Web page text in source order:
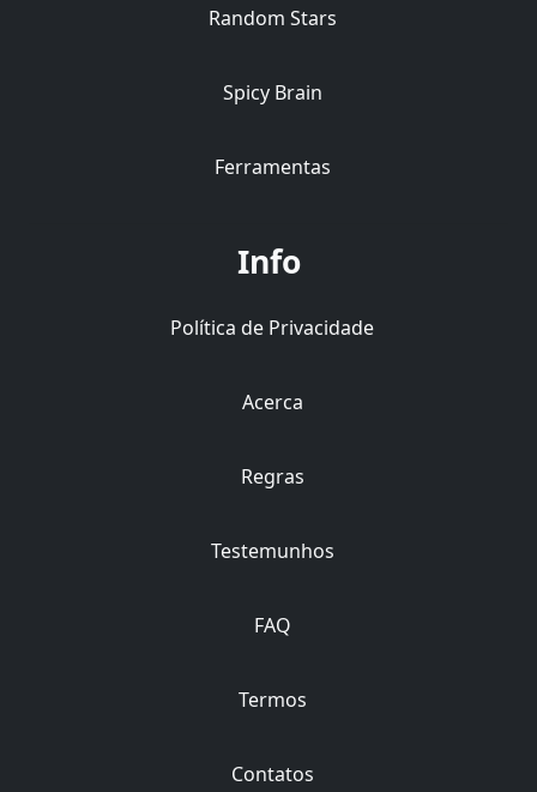
Random Stars
Spicy Brain
Ferramentas
Info
Política de Privacidade
Acerca
Regras
Testemunhos
FAQ
Termos
Contatos